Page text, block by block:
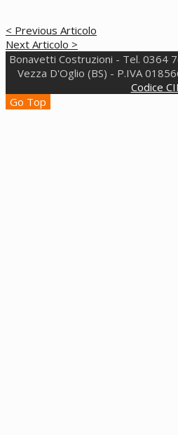
< Previous Articolo
Next Articolo >
Bonavetti Costruzioni - Tel. 0364
Vezza D'Oglio (BS) - P.IVA
Codice
Go Top